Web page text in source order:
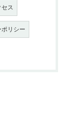
セス
リシー